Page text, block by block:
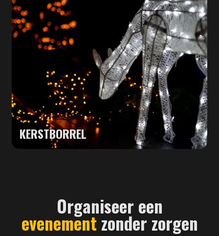
KERSTBORREL
Organiseer een
evenement zonder zorgen